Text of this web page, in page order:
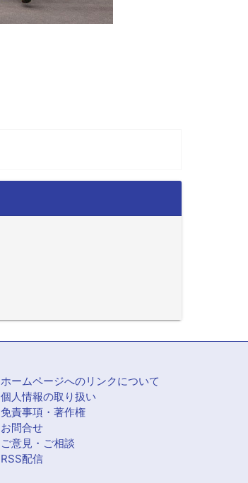
ホームページへのリンクについて
個人情報の取り扱い
免責事項・著作権
お問合せ
ご意見・ご相談
RSS配信